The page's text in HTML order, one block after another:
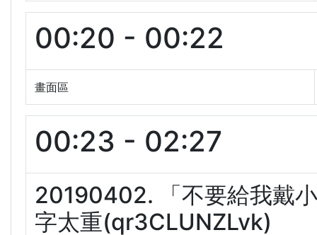
00:20 - 00:22
畫面區
00:23 - 02:27
20190402. 「不要給我戴
字太重(qr3CLUNZLvk)